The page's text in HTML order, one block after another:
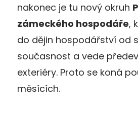
nakonec je tu nový okruh
zámeckého hospodáře,
do dějin hospodářství od
současnost a vede
exteriéry. Proto se koná
měsících.